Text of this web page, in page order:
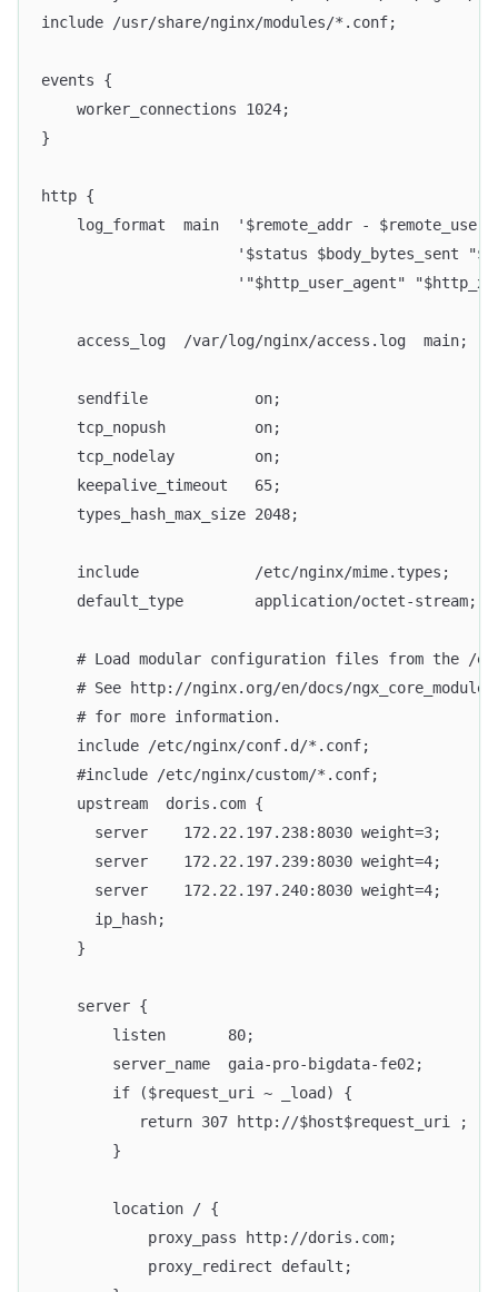
include /usr/share/nginx/modules/*.conf;
events {
    worker_connections 1024;
}
http {
log_format  main  '$remote_addr - $remote_user
'$status $body_bytes_sent
'"$http_user_agent"
    access_log  /var/log/nginx/access.log  main;
    sendfile            on;
    tcp_nopush          on;
    tcp_nodelay         on;
    keepalive_timeout   65;
    types_hash_max_size 2048;
    include             /etc/nginx/mime.types;
    default_type        application/octet-stream;
# Load modular configuration files from the /
# See http://nginx.org/en/docs/
    # for more information.
    include /etc/nginx/conf.d/*.conf;
    #include /etc/nginx/custom/*.conf;
    upstream  doris.com {
      server    172.22.197.238:8030 weight=3;
      server    172.22.197.239:8030 weight=4;
      server    172.22.197.240:8030 weight=4;
      ip_hash;
    }
    server {
        listen       80;
        server_name  gaia-pro-bigdata-fe02;
        if ($request_uri ~ _load) {
           return 307 http://$host$request_uri ;
        }
        location / {
            proxy_pass http://doris.com;
            proxy_redirect default;